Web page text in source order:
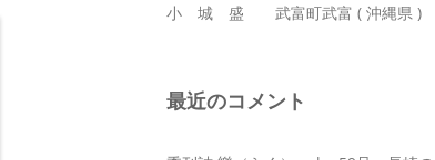
小 城 盛 武富町武富 ( 沖縄県 )
最近のコメント